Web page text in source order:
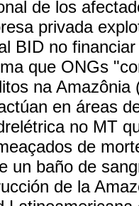
de los
privada
BID no
que ONGs
na Amazônia
en áreas
no MT
de
un baño de
de la